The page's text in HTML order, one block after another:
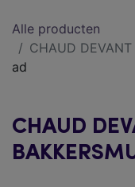
Alle producten
CHAUD
ad
CHAUD